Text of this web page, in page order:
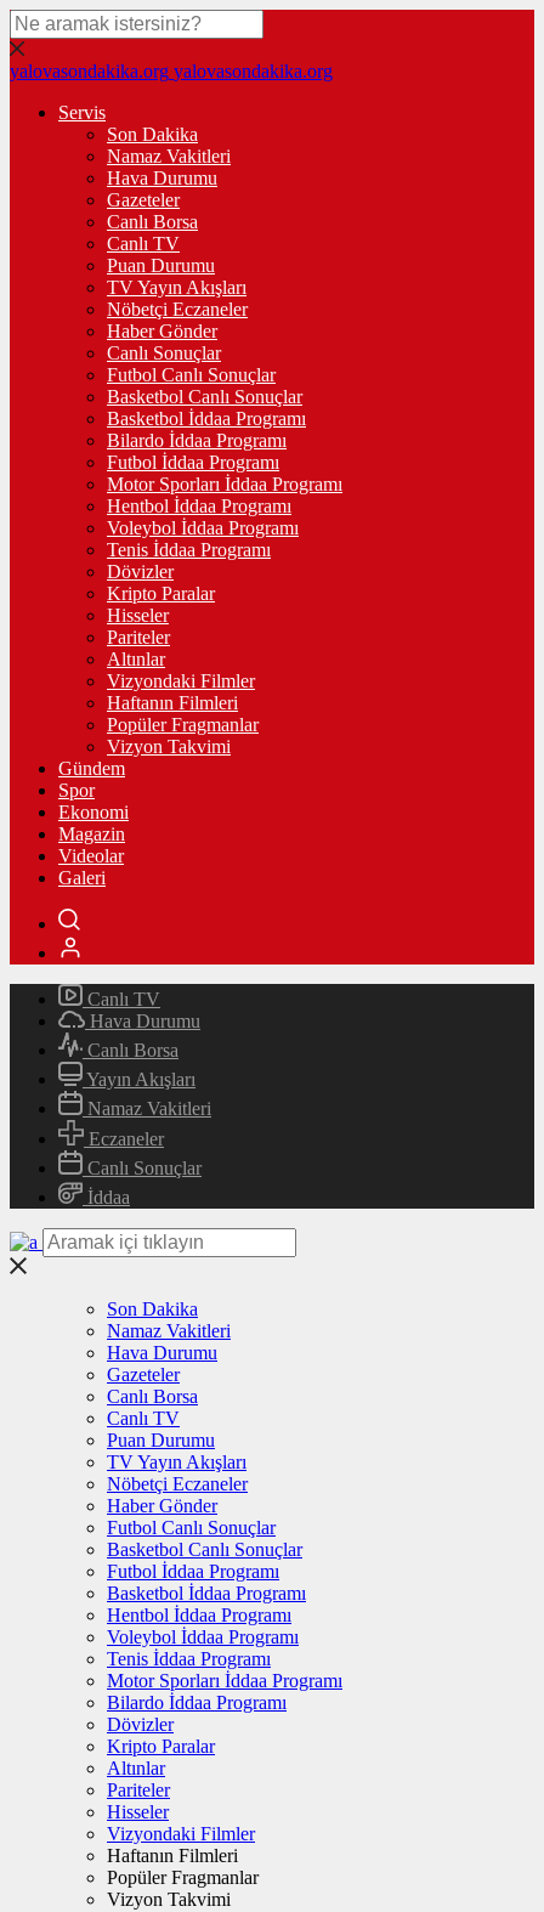
yalovasondakika.org yalovasondakika.org
Servis
Son Dakika
Namaz Vakitleri
Hava Durumu
Gazeteler
Canlı Borsa
Canlı TV
Puan Durumu
TV Yayın Akışları
Nöbetçi Eczaneler
Haber Gönder
Canlı Sonuçlar
Futbol Canlı Sonuçlar
Basketbol Canlı Sonuçlar
Basketbol İddaa Programı
Bilardo İddaa Programı
Futbol İddaa Programı
Motor Sporları İddaa Programı
Hentbol İddaa Programı
Voleybol İddaa Programı
Tenis İddaa Programı
Dövizler
Kripto Paralar
Hisseler
Pariteler
Altınlar
Vizyondaki Filmler
Haftanın Filmleri
Popüler Fragmanlar
Vizyon Takvimi
Gündem
Spor
Ekonomi
Magazin
Videolar
Galeri
Canlı TV
Hava Durumu
Canlı Borsa
Yayın Akışları
Namaz Vakitleri
Eczaneler
Canlı Sonuçlar
İddaa
Son Dakika
Namaz Vakitleri
Hava Durumu
Gazeteler
Canlı Borsa
Canlı TV
Puan Durumu
TV Yayın Akışları
Nöbetçi Eczaneler
Haber Gönder
Futbol Canlı Sonuçlar
Basketbol Canlı Sonuçlar
Futbol İddaa Programı
Basketbol İddaa Programı
Hentbol İddaa Programı
Voleybol İddaa Programı
Tenis İddaa Programı
Motor Sporları İddaa Programı
Bilardo İddaa Programı
Dövizler
Kripto Paralar
Altınlar
Pariteler
Hisseler
Vizyondaki Filmler
Haftanın Filmleri
Popüler Fragmanlar
Vizyon Takvimi